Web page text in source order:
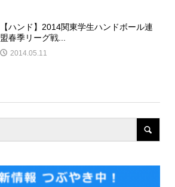
【ハンド】2014関東学生ハンドボール連
盟春季リーグ戦...
2014.05.11